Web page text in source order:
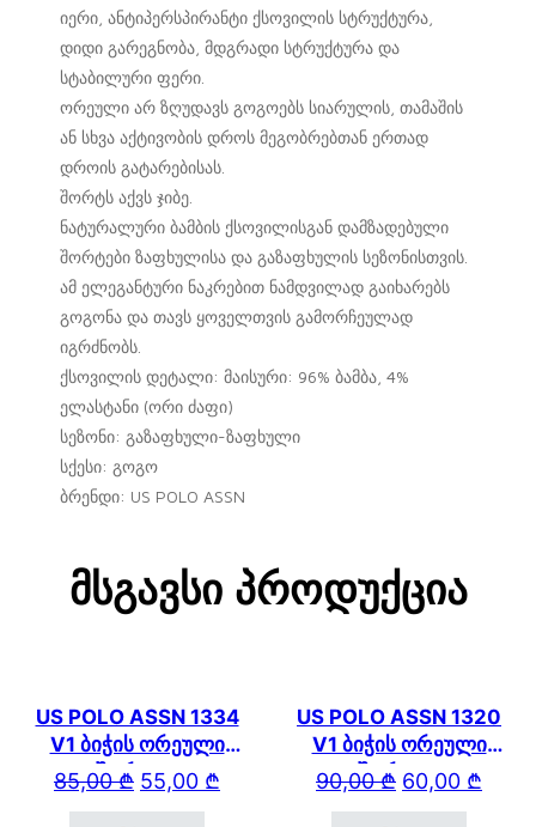
იერი, ანტიპერსპირანტი ქსოვილის სტრუქტურა,
დიდი გარეგნობა, მდგრადი სტრუქტურა და
სტაბილური ფერი.
ორეული არ ზღუდავს გოგოებს სიარულის, თამაშის
ან სხვა აქტივობის დროს მეგობრებთან ერთად
დროის გატარებისას.
შორტს აქვს ჯიბე.
ნატურალური ბამბის ქსოვილისგან დამზადებული
შორტები ზაფხულისა და გაზაფხულის სეზონისთვის.
ამ ელეგანტური ნაკრებით ნამდვილად გაიხარებს
გოგონა და თავს ყოველთვის გამორჩეულად
იგრძნობს.
ქსოვილის დეტალი: მაისური: 96% ბამბა, 4%
ელასტანი (ორი ძაფი)
სეზონი: გაზაფხული-ზაფხული
სქესი: გოგო
ბრენდი: US POLO ASSN
Მსგავსი Პროდუქცია
US POLO ASSN 1334
V1 ბიჭის ორეული
შორტით
85,00₾ Original price was: 85,00 ₾.
55,00 ₾
Current price is: 55,00 ₾.
US POLO ASSN 1320
V1 ბიჭის ორეული
შორტით
90,00₾ Original price
60,00 ₾
Current price is: